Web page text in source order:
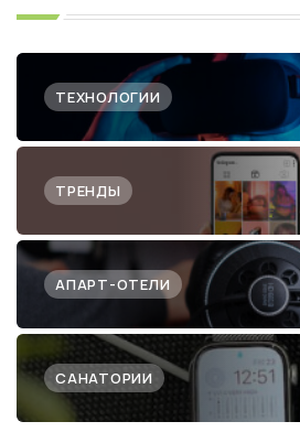
ТЕХНОЛОГИИ
ТРЕНДЫ
АПАРТ-ОТЕЛИ
САНАТОРИИ